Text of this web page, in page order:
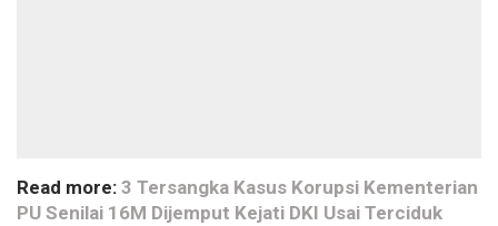
Read more: 3 Tersangka Kasus Korupsi Kementerian
PU Senilai 16M Dijemput Kejati DKI Usai Terciduk